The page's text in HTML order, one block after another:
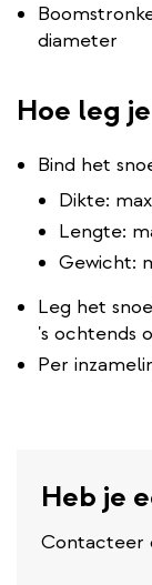
diameter
Hoe leg
Bind het
Dikte:
Lengte:
Gewicht:
Leg het
's ochtends
Per
Heb je
Contacteer